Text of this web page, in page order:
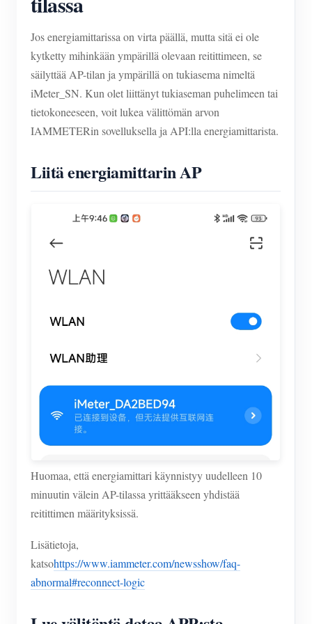
Jos energiamittarissa on virta päällä, mutta sitä ei ole
kytketty mihinkään ympärillä olevaan reitittimeen, se
säilyttää AP-tilan ja ympärillä on tukiasema nimeltä
iMeter_SN. Kun olet liittänyt tukiaseman puhelimeen tai
tietokoneeseen, voit lukea välittömän arvon
IAMMETERin sovelluksella ja API:lla energiamittarista.
Liitä energiamittarin AP
Huomaa, että energiamittari käynnistyy uudelleen 10
minuutin välein AP-tilassa yrittääkseen yhdistää
reitittimen määrityksissä.
Lisätietoja,
katsohttps://www.iammeter.com/newsshow/faq-
abnormal#reconnect-logic